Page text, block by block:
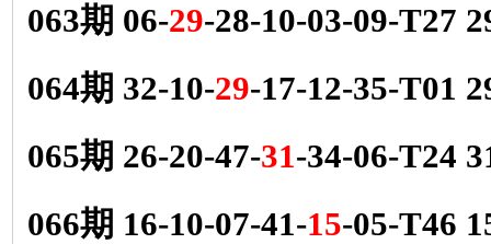
063期 06-29-28-10-03-09-T27
064期 32-10-29-17-12-35-T01
065期 26-20-47-31-34-06-T24
066期 16-10-07-41-15-05-T46